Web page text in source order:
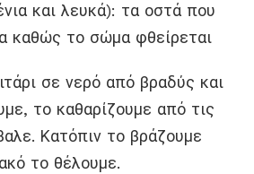
και λευκά): τα οστά που
καθώς το σώμα φθείρεται
σε νερό από βραδύς και
το καθαρίζουμε από τις
Κατόπιν το βράζουμε
το θέλουμε.